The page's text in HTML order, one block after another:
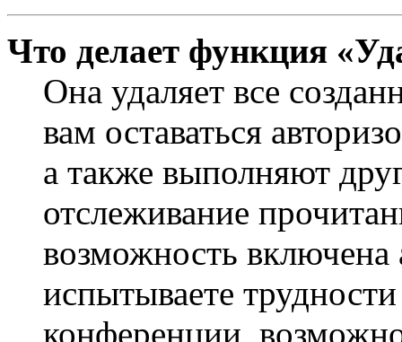
Что делает функция
Она удаляет все
вам оставаться
а также выполняют
отслеживание
возможность
испытываете
конференции,